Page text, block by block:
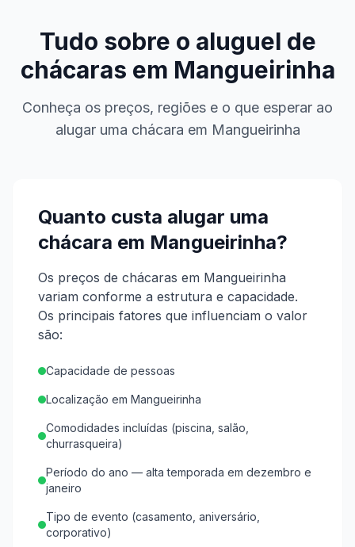
Tudo sobre o aluguel de
chácaras em Mangueirinha
Conheça os preços, regiões e o que esperar ao
alugar uma chácara em Mangueirinha
Quanto custa alugar uma
chácara em Mangueirinha?
Os preços de chácaras em Mangueirinha
variam conforme a estrutura e capacidade.
Os principais fatores que influenciam o valor
são:
Capacidade de pessoas
Localização em Mangueirinha
Comodidades incluídas (piscina, salão,
churrasqueira)
Período do ano — alta temporada em dezembro e
janeiro
Tipo de evento (casamento, aniversário,
corporativo)